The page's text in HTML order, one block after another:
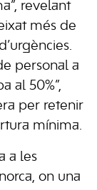
revelant
més de
personal a
al 50%”,
per retenir
mínima.
a les
on una